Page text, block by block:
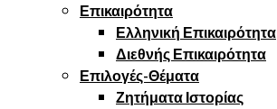
Επικαιρότητα
Ελληνική Επικαιρότητα
Διεθνής Επικαιρότητα
Επιλογές-Θέματα
Ζητήματα Ιστορίας